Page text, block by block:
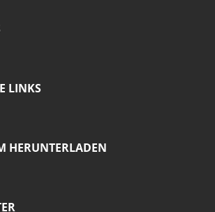
LINKS
HERUNTERLADEN